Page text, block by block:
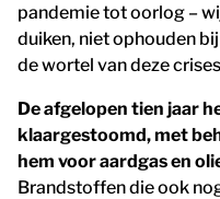
pandemie tot oorlog –
duiken, niet ophouden
de wortel van deze
De afgelopen tien jaar
klaargestoomd, met
hem voor aardgas en
Brandstoffen die ook